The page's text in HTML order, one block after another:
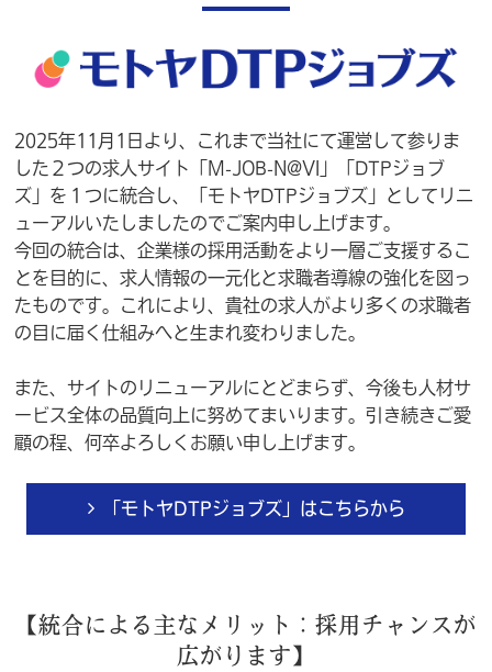
2025年11月1日より、これまで当社にて運営して参りま
した２つの求人サイト「M-JOB-N@VI」「DTPジョブ
ズ」を１つに統合し、「モトヤDTPジョブズ」としてリニ
ューアルいたしましたのでご案内申し上げます。
今回の統合は、企業様の採用活動をより一層ご支援するこ
とを目的に、求人情報の一元化と求職者導線の強化を図っ
たものです。これにより、貴社の求人がより多くの求職者
の目に届く仕組みへと生まれ変わりました。
また、サイトのリニューアルにとどまらず、今後も人材サ
ービス全体の品質向上に努めてまいります。引き続きご愛
顧の程、何卒よろしくお願い申し上げます。
「モトヤDTPジョブズ」はこちらから
【統合による主なメリット：採用チャンスが
広がります】